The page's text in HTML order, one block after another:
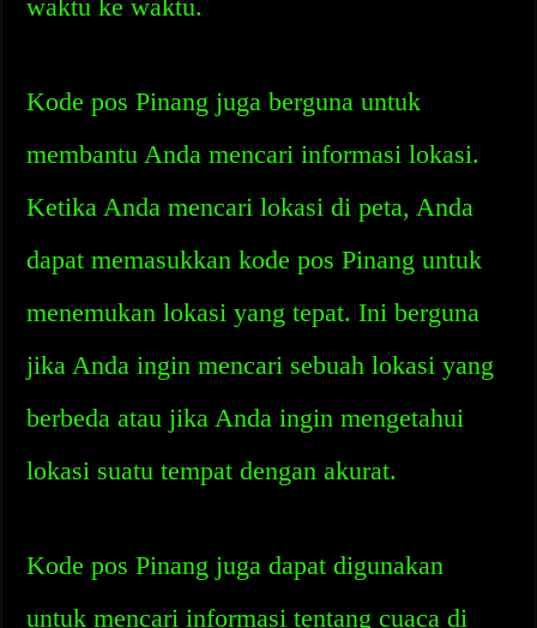
waktu ke waktu.
Kode pos Pinang juga berguna untuk
membantu Anda mencari informasi lokasi.
Ketika Anda mencari lokasi di peta, Anda
dapat memasukkan kode pos Pinang untuk
menemukan lokasi yang tepat. Ini berguna
jika Anda ingin mencari sebuah lokasi yang
berbeda atau jika Anda ingin mengetahui
lokasi suatu tempat dengan akurat.
Kode pos Pinang juga dapat digunakan
untuk mencari informasi tentang cuaca di